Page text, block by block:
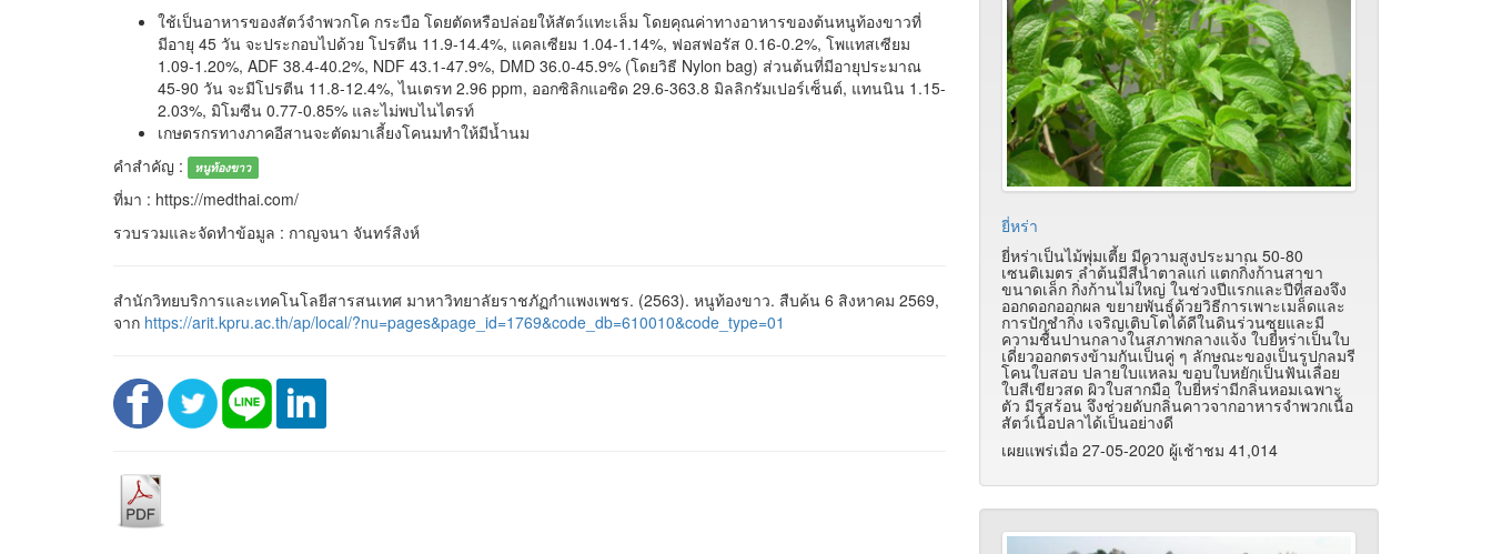
ใช้เป็นอาหารของสัตว์จำพวกโค กระบือ โดยตัดหรือปล่อยให้สัตว์แทะเล็ม โดยคุณค่าทางอาหารของต้นหนูท้องขาวที่
มีอายุ 45 วัน จะประกอบไปด้วย โปรตีน 11.9-14.4%, แคลเซียม 1.04-1.14%, ฟอสฟอรัส 0.16-0.2%, โพแทสเซียม
1.09-1.20%, ADF 38.4-40.2%, NDF 43.1-47.9%, DMD 36.0-45.9% (โดยวิธี Nylon bag) ส่วนต้นที่มีอายุประมาณ
45-90 วัน จะมีโปรตีน 11.8-12.4%, ไนเตรท 2.96 ppm, ออกซิลิกแอซิด 29.6-363.8 มิลลิกรัมเปอร์เซ็นต์, แทนนิน 1.15-
2.03%, มิโมซีน 0.77-0.85% และไม่พบไนไตรท์
เกษตรกรทางภาคอีสานจะตัดมาเลี้ยงโคนมทำให้มีน้ำนม
คำสำคัญ :
หนูท้องขาว
ที่มา : https://medthai.com/
รวบรวมและจัดทำข้อมูล : กาญจนา จันทร์สิงห์
สำนักวิทยบริการและเทคโนโลยีสารสนเทศ มาหาวิทยาลัยราชภัฏกำแพงเพชร. (2563). หนูท้องขาว. สืบค้น 6 สิงหาคม 2569,
จาก https://arit.kpru.ac.th/ap/local/?nu=pages&page_id=1769&code_db=610010&code_type=01
ยี่หร่า
ยี่หร่าเป็นไม้พุ่มเตี้ย มีความสูงประมาณ 50-80
เซนติเมตร ลำต้นมีสีน้ำตาลแก่ แตกกิ่งก้านสาขา
ขนาดเล็ก กิ่งก้านไม่ใหญ่ ในช่วงปีแรกและปีที่สองจึง
ออกดอกออกผล ขยายพันธุ์ด้วยวิธีการเพาะเมล็ดและ
การปักชำกิ่ง เจริญเติบโตได้ดีในดินร่วนซุยและมี
ความชื้นปานกลางในสภาพกลางแจ้ง ใบยี่หร่าเป็นใบ
เดี่ยวออกตรงข้ามกันเป็นคู่ ๆ ลักษณะของเป็นรูปกลมรี
โคนใบสอบ ปลายใบแหลม ขอบใบหยักเป็นฟันเลื่อย
ใบสีเขียวสด ผิวใบสากมือ ใบยี่หร่ามีกลิ่นหอมเฉพาะ
ตัว มีรสร้อน จึงช่วยดับกลิ่นคาวจากอาหารจำพวกเนื้อ
สัตว์เนื้อปลาได้เป็นอย่างดี
เผยแพร่เมื่อ 27-05-2020 ผู้เช้าชม 41,014